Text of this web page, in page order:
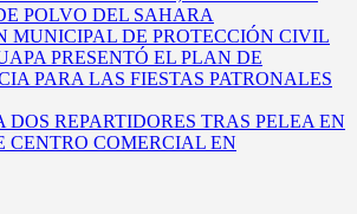
POLVO DEL SAHARA
MUNICIPAL DE PROTECCIÓN CIVIL
PRESENTÓ EL PLAN DE
PARA LAS FIESTAS PATRONALES
DOS REPARTIDORES TRAS PELEA EN
CENTRO COMERCIAL EN